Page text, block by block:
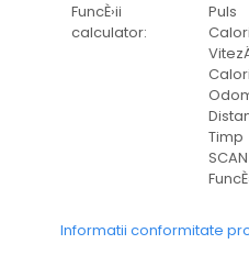
FuncÈ›ii
calculator:
Puls
Timp
SCAN
Informatii conformitate